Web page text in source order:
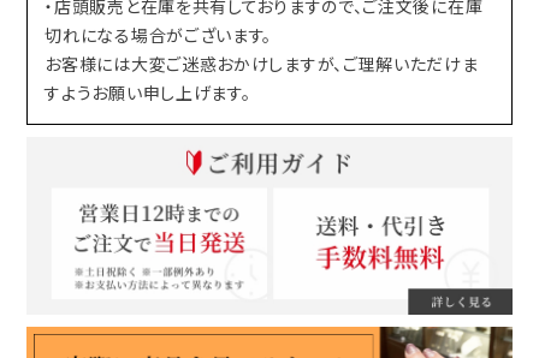
・店頭販売と在庫を共有しておりますので、ご注文後に在庫
切れになる場合がございます。
お客様には大変ご迷惑おかけしますが、ご理解いただけま
すようお願い申し上げます。